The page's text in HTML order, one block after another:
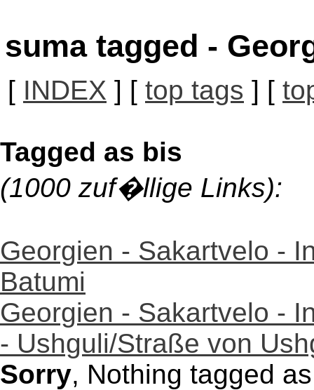
suma tagged -
[ INDEX ] [ top tags ] [
Tagged as bis
(1000 zuf�llige Links):
Georgien - Sakartvelo -
Batumi
Georgien - Sakartvelo -
- Ushguli/Straße von
Sorry, Nothing tagged